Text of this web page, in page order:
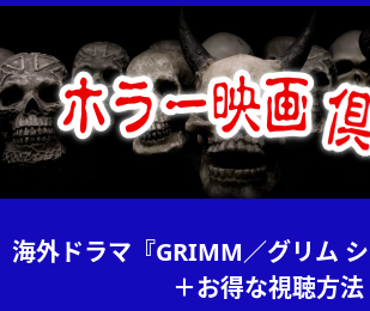
海外ドラマ『GRIMM／グリム
＋お得な視聴方法